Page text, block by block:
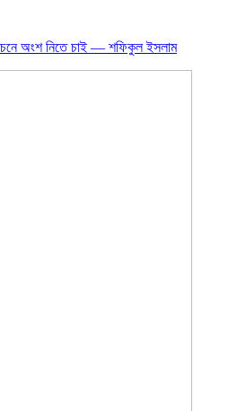
অংশ নিতে চাই — শফিকুল ইসলাম